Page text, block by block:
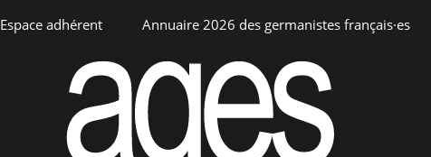
Espace adhérent
Espace personnel
Annuaire 2026 des germanistes français·es
Annuaire interne